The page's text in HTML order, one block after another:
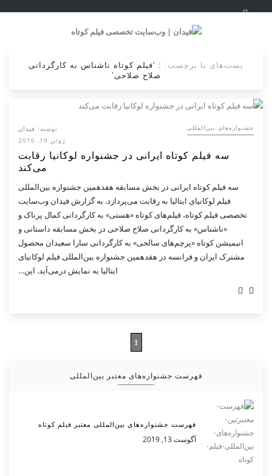
پست‌های با برچسب: : ‘فیلم کوتاه ناشناس به کارگردانی
صلاح صلاحی’
‌‌جشنواره‌های بین‌المللی نوشته: فیدان
ژوئن 19, 2016
سه فیلم کوتاه ایرانی در جشنواره لوکانیا رقابت
می‌کند
سه فیلم کوتاه ایرانی در بخش مسابقه هفدهمین جشنواره بین‌المللی
فیلم لوکانیای ایتالیا به رقابت می‌پردازد. به گزارش فیدان وب‌سایت
تخصصی فیلم کوتاه، فیلم‌های کوتاه «هستی» به کارگردانی کمال پرناک و
«ناشناس» به کارگردانی صلاح صلاحی در بخش مسابقه داستانی و
انیمیشن کوتاه «پرچم‌های سالحی» به کارگردانی سارا سعیدان محصول
مشترک ایران و فرانسه در هفدهمین جشنواره بین‌المللی فیلم لوکانیای
ایتالیا به نمایش درمی‌آید. این…
1
فهرست جشنواره‌های معتبر بین‌المللی
فهرست جشنواره‌های بین‌المللی معتبر فیلم کوتاه
آگوست 13, 2019